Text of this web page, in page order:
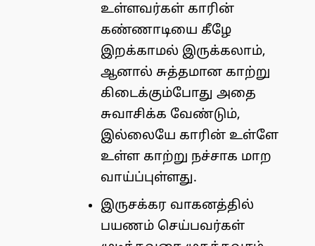
உள்ளவர்கள் காரின்
கண்ணாடியை கீழே
இறக்காமல் இருக்கலாம்,
ஆனால் சுத்தமான காற்று
கிடைக்கும்போது அதை
சுவாசிக்க வேண்டும்,
இல்லையே காரின் உள்ளே
உள்ள காற்று நச்சாக மாற
வாய்ப்புள்ளது.
இருசக்கர வாகனத்தில்
பயணம் செய்பவர்கள்